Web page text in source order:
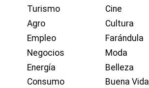
Turismo
Agro
Empleo
Negocios
Energía
Consumo
Cine
Cultura
Farándula
Moda
Belleza
Buena Vida